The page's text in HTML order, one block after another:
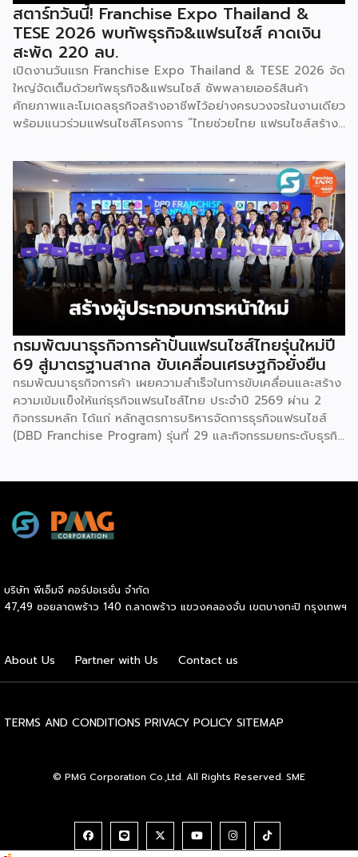
สตาร์ทวันนี้! Franchise Expo Thailand &
TESE 2026 พบทัพธุรกิจ&แฟรนไชส์ คาดเงิน
สะพัด 220 ลบ.
เปิดงานวันแรก Franchise Expo Thailand & TESE 2026 จัด
ใหญ่จัดเต็มด้วยทัพธุรกิจ&แฟรนไชส์ ซัพพลายเออร์สินค้า
ศักยภาพและโมเดลธุรกิจสร้างอาชีพไว้อย่างครบวงจรในงานเดียว
พร้อมแนวร่วมแฟรนไชส์โครงการ “ไทยช่วยไทย แฟรนไชส์สร้าง
รวมกว่า 250 บูธ บนพื้นที่ 15,000 ตารางเมตร หวังเป็นทาง
เลือกสร้างรายได้เพิ่มและพยุงเศรษฐกิจไทยให้ฟื้นตัว เสิร์ฟครบ
จบในงานด้วยสินเชื่อ และทำเลทองทั่วประเทศ พร้อมเสวนาให้
ความรู้โดยผู้ทรงคุณวุฒิคับคั่ง และกิจกรรมเจรจาจับคู่ธุรกิจทั้งใน
และต่างประเทศ งานจัดต่อเนื่องระหว่างวันที่ 6-9 สิงหาคมนี้ ที่
ฮอลล์ 6-8 อิมแพ็คเมืองทองธานี คาดเม็ดเงินสะพัดในงานราว
220 ล้านบาท นายพูนพงษ์ นัยนาภากรณ์ อธิบดีกรมพัฒนา
ธุรกิจการค้า กระทรวงพาณิชย์ กล่าวว่า งาน ” Franchise Expo
Thailand & Thailand E-Commerce Selection Expo
(TESE 2026) เป็นเวทีแสดงธุรกิจแฟรนไชส์และโซลูชั่นส์แบบครบ
วงจร […]
กรมพัฒนาธุรกิจการค้าปั้นแฟรนไชส์ไทยรุ่นใหม่ปี
69 สู่มาตรฐานสากล ขับเคลื่อนเศรษฐกิจยั่งยืน
กรมพัฒนาธุรกิจการค้า เผยความสำเร็จในการขับเคลื่อนและสร้าง
ความเข้มแข็งให้แก่ธุรกิจแฟรนไชส์ไทย ประจำปี 2569 ผ่าน 2
กิจกรรมหลัก ได้แก่ หลักสูตรการบริหารจัดการธุรกิจแฟรนไชส์
(DBD Franchise Program) รุ่นที่ 29 และกิจกรรมยกระดับธุรกิจ
กรมพัฒนาธุรกิจการค้า กระทรวงพาณิชย์ เปิดเผยภายหลังเป็น
ประธานมอบประกาศนียบัตรแก่ผู้ประกอบการแฟรนไชส์ใน 2
กิจกรรมแรกเป็นการอบรมหลักสูตรการบริหารจัดการธุรกิจแฟรน
ไชส์ (DBD Franchise Program: DBD-FP) รุ่นที่ 29 ซึ่งเป็น
คุณวุฒิจากภาครัฐ ภาคเอกชน และสถาบันการศึกษา ที่มาร่วมบ่ม
เพาะความรู้เชิงปฏิบัติการให้แก่ผู้ประกอบธุรกิจแฟรนไชส์อย่างเข้ม
บริษัท พีเอ็มจี คอร์ปอเรชั่น จำกัด
47,49 ซอยลาดพร้าว 140 ถ.ลาดพร้าว แขวงคลองจั่น เขตบางกะปิ กรุงเทพฯ
About Us Partner with Us Contact us
TERMS AND CONDITIONS PRIVACY POLICY SITEMAP
© PMG Corporation Co.,Ltd. All Rights Reserved. SME